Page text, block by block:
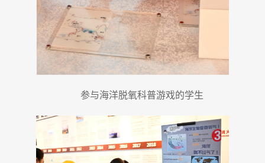
参与海洋脱氧科普游戏的学生